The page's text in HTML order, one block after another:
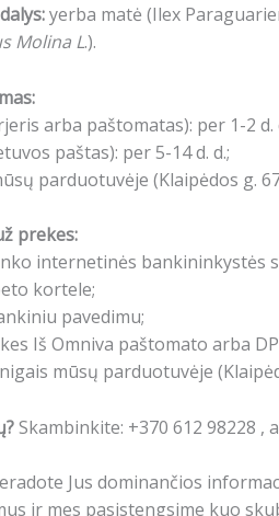
yerba matė (Ilex
Molina L.).
arba paštomatas): per 1-2 d.
paštas): per 5-14 d. d.;
parduotuvėje (Klaipėdos g.
prekes:
internetinės bankininkystės
kortele;
pavedimu;
Iš Omniva paštomato arba
mūsų parduotuvėje
Skambinkite: +370 612 98228
Jus dominančios
ir mes pasistengsime kuo